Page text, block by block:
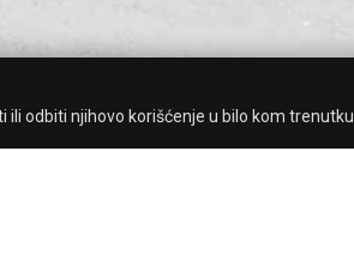
odbiti njihovo korišćenje u bilo kom trenutku.